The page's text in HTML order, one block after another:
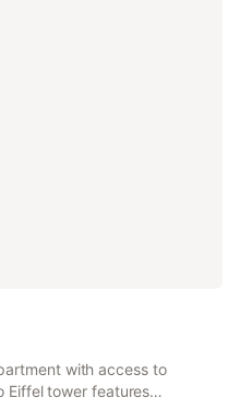
with access to
Eiffel tower features